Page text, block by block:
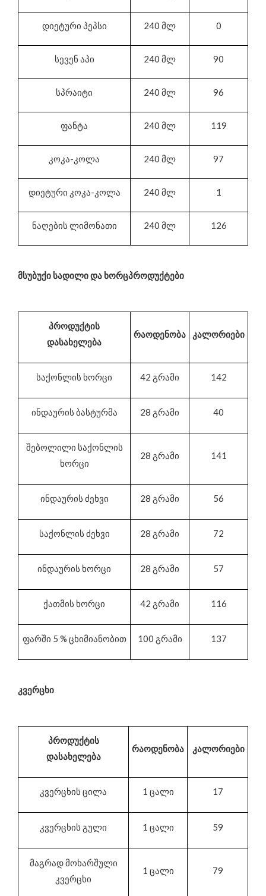
დიეტური პეპსი 240 მლ 0
სევენ აპი 240 მლ 90
სპრაიტი 240 მლ 96
ფანტა 240 მლ 119
კოკა-კოლა 240 მლ 97
დიეტური კოკა-კოლა 240 მლ 1
ნაღების ლიმონათი 240 მლ 126
მსუბუქი სადილი და ხორცპროდუქტები
პროდუქტის
დასახელება
რაოდენობა კალორიები
საქონლის ხორცი 42 გრამი 142
ინდაურის ბასტურმა 28 გრამი 40
შებოლილი საქონლის
ხორცი
28 გრამი 141
ინდაურის ძეხვი 28 გრამი 56
საქონლის ძეხვი 28 გრამი 72
ინდაურის ხორცი 28 გრამი 57
ქათმის ხორცი 42 გრამი 116
ფარში 5 % ცხიმიანობით 100 გრამი 137
კვერცხი
პროდუქტის
დასახელება
რაოდენობა კალორიები
კვერცხის ცილა 1 ცალი 17
კვერცხის გული 1 ცალი 59
მაგრად მოხარშული
კვერცხი
1 ცალი 79